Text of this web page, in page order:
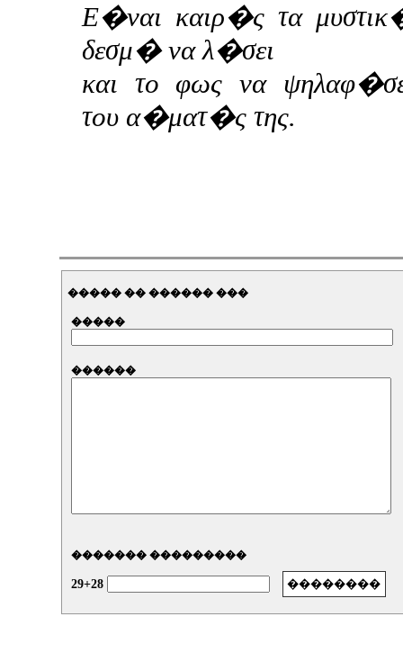
Ε�ναι καιρ�ς τα
δεσμ� να λ�σει
και το φως να
του α�ματ�ς της.
����� �� ������ ���
�����
������
������� ���������
29+28